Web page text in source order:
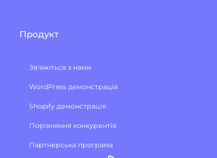
Продукт
Зв'яжіться з нами
WordPress демонстрація
Shopify демонстрація
Порівняння конкурентів
Партнерська програма